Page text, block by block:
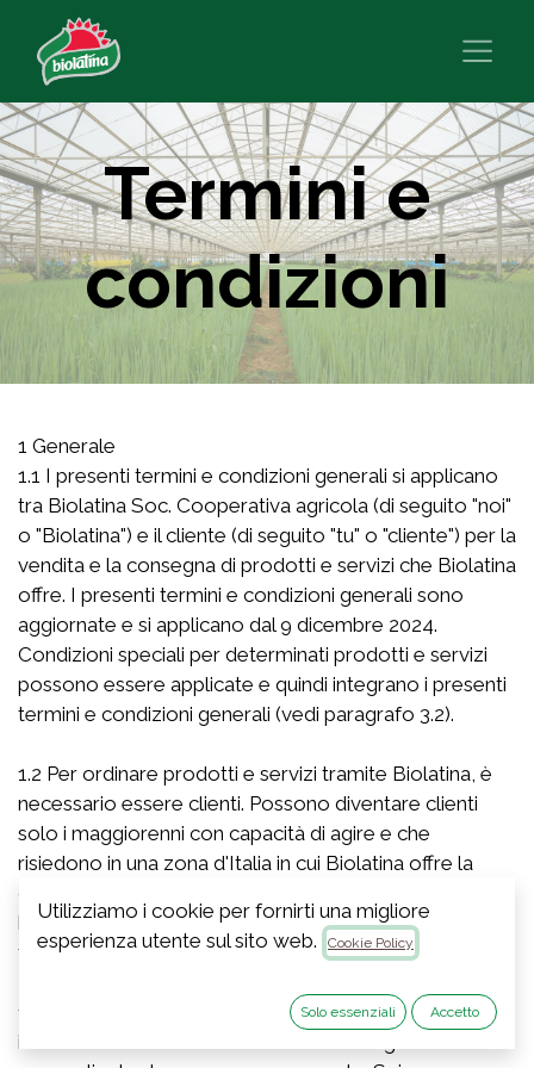
Termini e
condizioni
1 Generale
1.1 I presenti termini e condizioni generali si applicano
tra Biolatina Soc. Cooperativa agricola (di seguito "noi"
o "Biolatina") e il cliente (di seguito "tu" o "cliente") per la
vendita e la consegna di prodotti e servizi che Biolatina
offre. I presenti termini e condizioni generali sono
aggiornate e si applicano dal 9 dicembre 2024.
Condizioni speciali per determinati prodotti e servizi
possono essere applicate e quindi integrano i presenti
termini e condizioni generali (vedi paragrafo 3.2).
1.2 Per ordinare prodotti e servizi tramite Biolatina, è
necessario essere clienti. Possono diventare clienti
solo i maggiorenni con capacità di agire e che
risiedono in una zona d'Italia in cui Biolatina offre la
consegna. Gli individui di età inferiore ai 18 anni avranno
bisogno del consenso dei loro genitori o del loro
tutore legale per diventare clienti di Biolatina.
1.3 L’account cliente con Biolatina è personale e le
informazioni fornite al momento della registrazione
Utilizziamo i cookie per fornirti una migliore
esperienza utente sul sito web.
Cookie Policy
Solo essenziali Accetto